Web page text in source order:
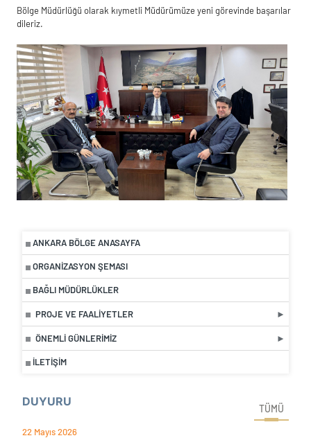
ANKARA BÖLGE ANASAYFA
ORGANIZASYON ŞEMASI
BAĞLI MÜDÜRLÜKLER
PROJE VE FAALIYETLER
ÖNEMLI GÜNLERIMIZ
İLETIŞIM
DUYURU
TÜMÜ
22 Mayıs 2026
Bölge Müdürlüğü olarak kıymetli Müdürümüze yeni görevinde başarılar
dileriz.